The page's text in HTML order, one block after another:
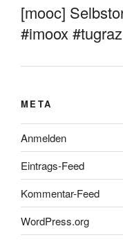
[mooc]
#imoox
META
Anmelden
Eintrags-Feed
Kommentar-Feed
WordPress.org